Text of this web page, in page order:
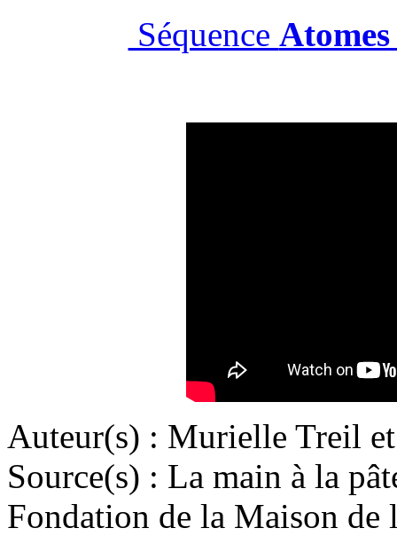
Séquence
Auteur(s) : Murielle Treil
Source(s) : La main à la
Fondation de la Maison